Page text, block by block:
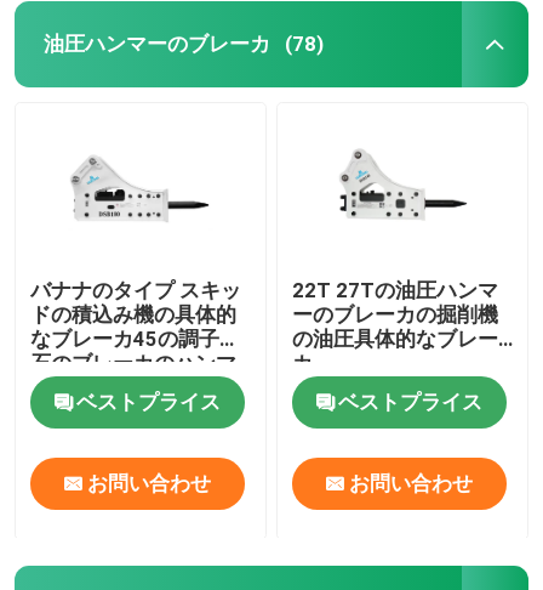
油圧ハンマーのブレーカ (78)
バナナのタイプ スキッ
ドの積込み機の具体的
なブレーカ45の調子の
石のブレーカのハンマ
ー
ベストプライス
お問い合わせ
22T 27Tの油圧ハンマ
ーのブレーカの掘削機
の油圧具体的なブレー
カ
ベストプライス
お問い合わせ